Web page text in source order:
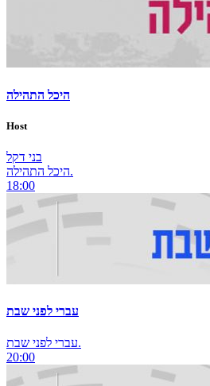
היכל התהילה
Host
בני דקל
היכל התהילה.
18:00
עברי לפני שבת
עברי לפני שבת.
20:00